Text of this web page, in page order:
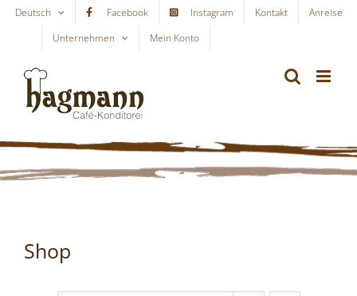
Skip
content
Deutsch Facebook Instagram Kontakt
Anreise
Unternehmen
Mein Konto
Shop